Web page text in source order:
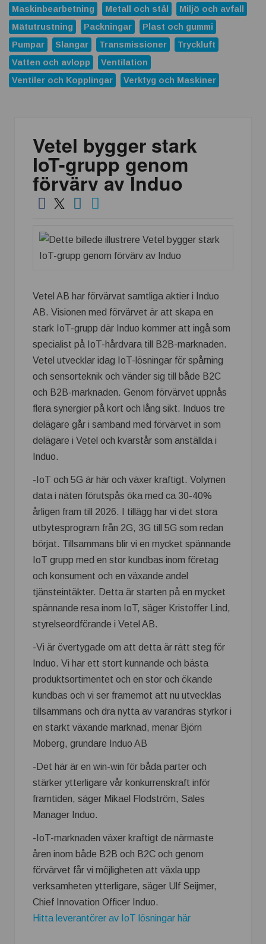
Maskinbearbetning
Metall och stål
Miljö och avfall
Mätutrustning
Packningar
Plast och gummi
Pumpar
Slangar Transmissioner
Tryckluft
Vatten och avlopp
Ventilation
Ventiler och Kopplingar
Verktyg och Maskiner
Vetel bygger stark
IoT-grupp genom
förvärv av Induo
Vetel AB har förvärvat samtliga aktier i Induo
AB. Visionen med förvärvet är att skapa en
stark IoT-grupp där Induo kommer att ingå som
specialist på IoT-hårdvara till B2B-marknaden.
Vetel utvecklar idag IoT-lösningar för spårning
och sensorteknik och vänder sig till både B2C
och B2B-marknaden. Genom förvärvet uppnås
flera synergier på kort och lång sikt. Induos tre
delägare går i samband med förvärvet in som
delägare i Vetel och kvarstår som anställda i
Induo.
-IoT och 5G är här och växer kraftigt. Volymen
data i näten förutspås öka med ca 30-40%
årligen fram till 2026. I tillägg har vi det stora
utbytesprogram från 2G, 3G till 5G som redan
börjat. Tillsammans blir vi en mycket spännande
IoT grupp med en stor kundbas inom företag
och konsument och en växande andel
tjänsteintäkter. Detta är starten på en mycket
spännande resa inom IoT, säger Kristoffer Lind,
styrelseordförande i Vetel AB.
-Vi är övertygade om att detta är rätt steg för
Induo. Vi har ett stort kunnande och bästa
produktsortimentet och en stor och ökande
kundbas och vi ser framemot att nu utvecklas
tillsammans och dra nytta av varandras styrkor i
en starkt växande marknad, menar Björn
Moberg, grundare Induo AB
-Det här är en win-win för båda parter och
stärker ytterligare vår konkurrenskraft inför
framtiden, säger Mikael Flodström, Sales
Manager Induo.
-IoT-marknaden växer kraftigt de närmaste
åren inom både B2B och B2C och genom
förvärvet får vi möjligheten att växla upp
verksamheten ytterligare, säger Ulf Seijmer,
Chief Innovation Officer Induo.
Hitta leverantörer av IoT lösningar här